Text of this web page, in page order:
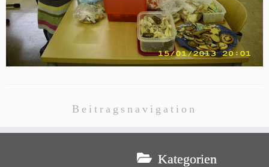
Beitragsnavigation
Kategorien